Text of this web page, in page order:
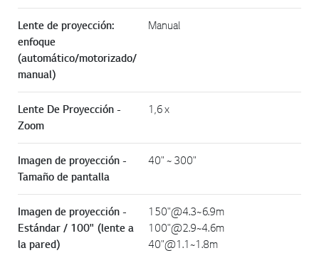
Lente de proyección:
enfoque
(automático/motorizado/
manual)
Manual
Lente De Proyección -
Zoom
1,6 x
Imagen de proyección -
Tamaño de pantalla
40" ~ 300"
Imagen de proyección -
Estándar / 100" (lente a
la pared)
150"@4.3~6.9m
100"@2.9~4.6m
40"@1.1~1.8m